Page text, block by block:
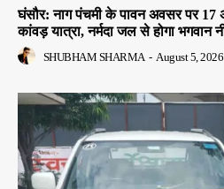
घंसौर: नाग पंचमी के पावन अवसर पर
कांवड़ यात्रा, नर्मदा जल से होगा
SHUBHAM SHARMA - August 5, 2026